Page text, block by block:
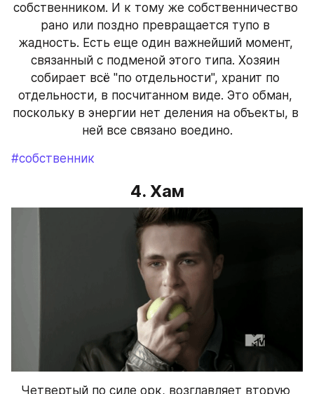
собственником. И к тому же собственничество
рано или поздно превращается тупо в
жадность. Есть еще один важнейший момент,
связанный с подменой этого типа. Хозяин
собирает всё "по отдельности", хранит по
отдельности, в посчитанном виде. Это обман,
поскольку в энергии нет деления на объекты, в
ней все связано воедино.
#собственник
4. Хам
Четвертый по силе орк, возглавляет вторую